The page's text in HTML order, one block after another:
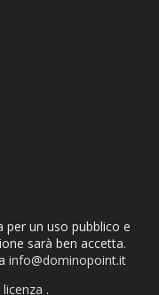
un uso pubblico e
sarà ben accetta.
info@dominopoint.it
licenza .